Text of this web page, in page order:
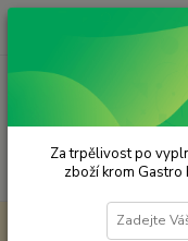
KOŘENÍ
Za trpělivost po
zboží krom Gastro